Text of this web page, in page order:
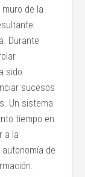
de la
Durante
sido
sucesos
Un sistema
tiempo en
a la
de